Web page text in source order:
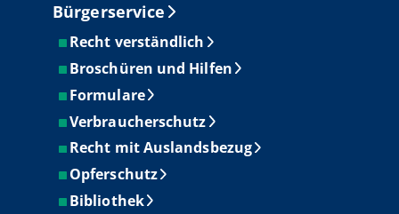
Bürgerservice
Recht verständlich
Broschüren und Hilfen
Formulare
Verbraucherschutz
Recht mit Auslandsbezug
Opferschutz
Bibliothek